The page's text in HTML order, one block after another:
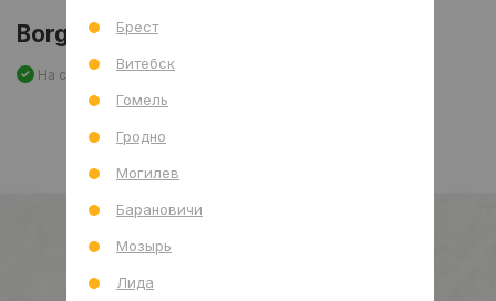
Borga White Mat 60x120 R
На складе Артикул: 0000030315
Брест
Витебск
Гомель
Гродно
Могилев
Барановичи
Мозырь
Лида